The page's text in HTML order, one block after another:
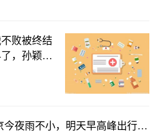
败被终结
，孙颖莎
夜雨不小，明天早高峰出行需